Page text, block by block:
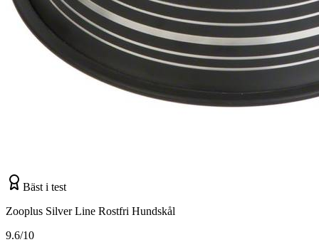
Bäst i test
Zooplus Silver Line Rostfri Hundskål
9.6/10